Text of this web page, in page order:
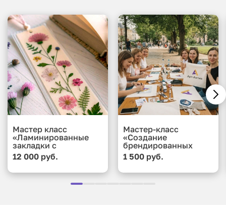
Мастер класс
«Ламинированные
закладки с
сухоцветами и
коллажами»
12 000 руб.
Мастер-класс
«Создание
брендированных
подушек»
1 500 руб.